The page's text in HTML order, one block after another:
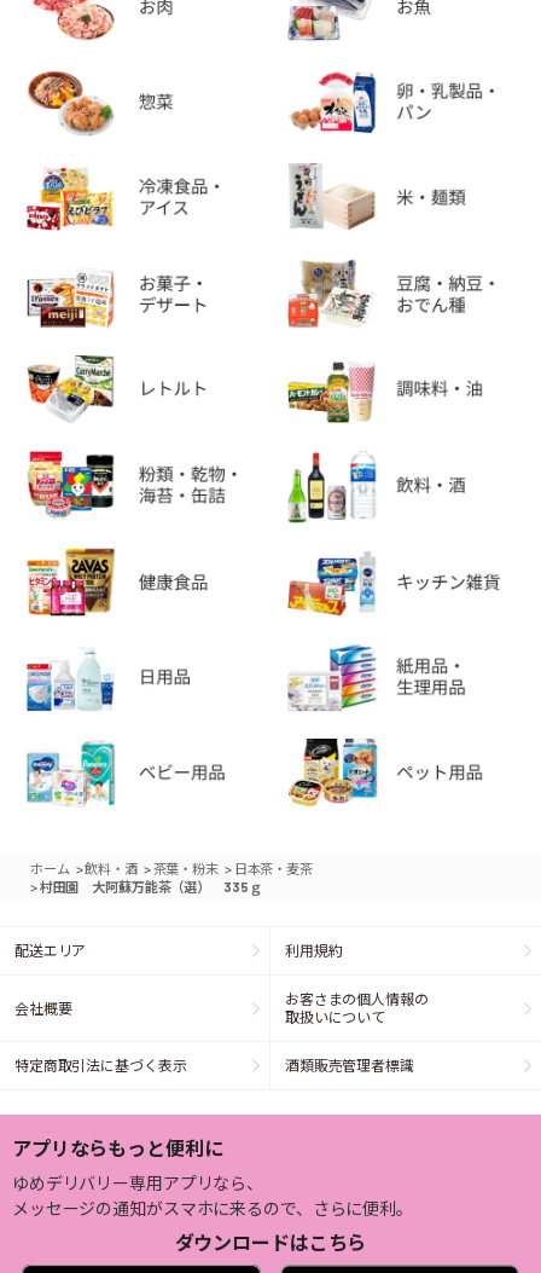
ホーム >飲料・酒 >茶葉・粉末 > 日本茶・麦茶
>村田園 大阿蘇万能茶（選） 335ｇ
配送エリア 利用規約
会社概要
お客さまの個人情報の
取扱いについて
特定商取引法に基づく表示 酒類販売管理者標識
アプリならもっと便利に
ゆめデリバリー専用アプリなら、
メッセージの通知がスマホに来るので、さらに便利。
ダウンロードはこちら